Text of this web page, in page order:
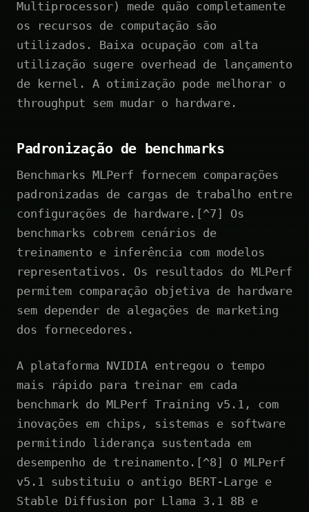
Multiprocessor) mede quão completamente
os recursos de computação são
utilizados. Baixa ocupação com alta
utilização sugere overhead de lançamento
de kernel. A otimização pode melhorar o
throughput sem mudar o hardware.
Padronização de benchmarks
Benchmarks MLPerf fornecem comparações
padronizadas de cargas de trabalho entre
configurações de hardware.[^7] Os
benchmarks cobrem cenários de
treinamento e inferência com modelos
representativos. Os resultados do MLPerf
permitem comparação objetiva de hardware
sem depender de alegações de marketing
dos fornecedores.
A plataforma NVIDIA entregou o tempo
mais rápido para treinar em cada
benchmark do MLPerf Training v5.1, com
inovações em chips, sistemas e software
permitindo liderança sustentada em
desempenho de treinamento.[^8] O MLPerf
v5.1 substituiu o antigo BERT-Large e
Stable Diffusion por Llama 3.1 8B e